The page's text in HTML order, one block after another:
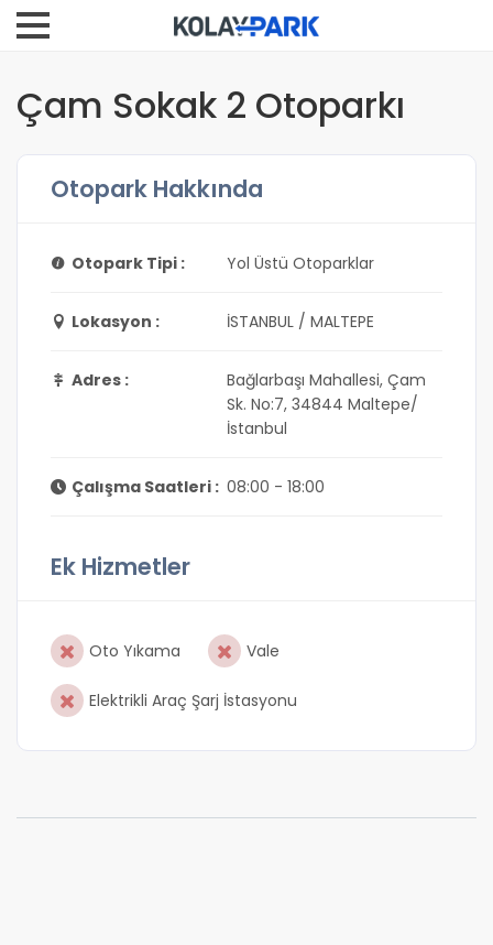
Çam Sokak 2 Otoparkı
Otopark Hakkında
Otopark Tipi : Yol Üstü Otoparklar
Lokasyon : İSTANBUL / MALTEPE
Adres :
Bağlarbaşı Mahallesi, Çam
Sk. No:7, 34844 Maltepe/
İstanbul
Çalışma Saatleri : 08:00 - 18:00
Ek Hizmetler
Oto Yıkama Vale
Elektrikli Araç Şarj İstasyonu